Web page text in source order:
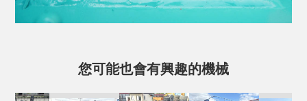
您可能也會有興趣的機械